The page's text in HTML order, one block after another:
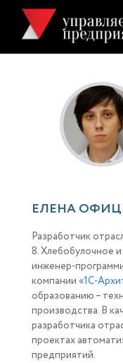
ЕЛЕНА
Разработчик
8. Хлебобулочное
инженер-
компании «1С-
образованию –
производства. В
разработчика
проектах
предприятий.